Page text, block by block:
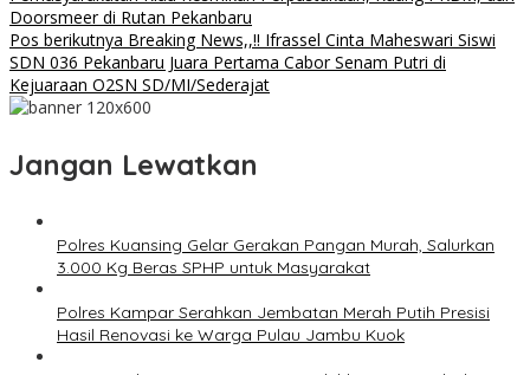
Doorsmeer di Rutan Pekanbaru
Pos berikutnya Breaking News,,!! Ifrassel Cinta Maheswari Siswi
SDN 036 Pekanbaru Juara Pertama Cabor Senam Putri di
Kejuaraan O2SN SD/MI/Sederajat
Jangan Lewatkan
Polres Kuansing Gelar Gerakan Pangan Murah, Salurkan
3.000 Kg Beras SPHP untuk Masyarakat
Polres Kampar Serahkan Jembatan Merah Putih Presisi
Hasil Renovasi ke Warga Pulau Jambu Kuok